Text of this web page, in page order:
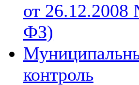
от
ФЗ)
контроль